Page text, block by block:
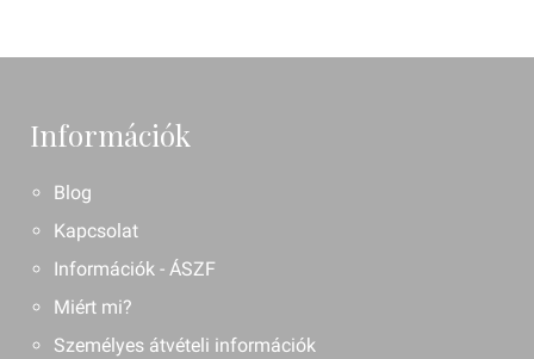
Információk
Blog
Kapcsolat
Információk - ÁSZF
Miért mi?
Személyes átvételi információk